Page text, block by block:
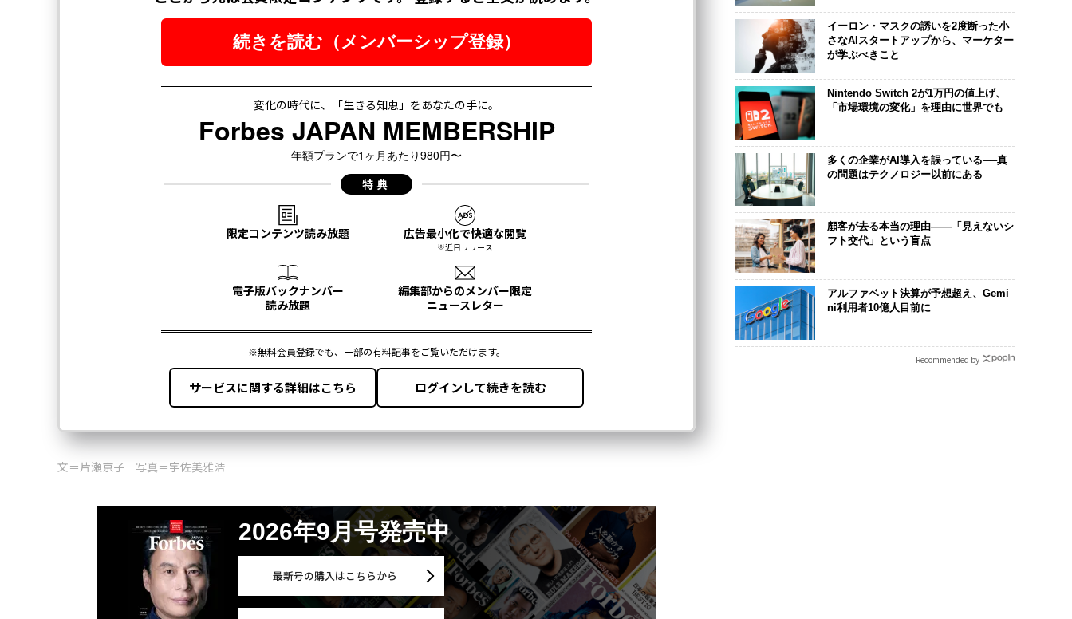
文＝片瀬京子 写真＝宇佐美雅浩
2026年9月号発売中
最新号の購入はこちらから
イーロン・マスクの誘いを2度断った小
さなAIスタートアップから、マーケター
が学ぶべきこと
Nintendo Switch 2が1万円の値上げ、
「市場環境の変化」を理由に世界でも
多くの企業がAI導入を誤っている──真
の問題はテクノロジー以前にある
顧客が去る本当の理由——「見えないシ
フト交代」という盲点
アルファベット決算が予想超え、Gemi
ni利用者10億人目前に
Recommended by